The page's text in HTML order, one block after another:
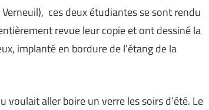
ces deux étudiantes se sont rendu
revue leur copie et ont dessiné la
implanté en bordure de l’étang de la
voulait aller boire un verre les soirs d’été. Le